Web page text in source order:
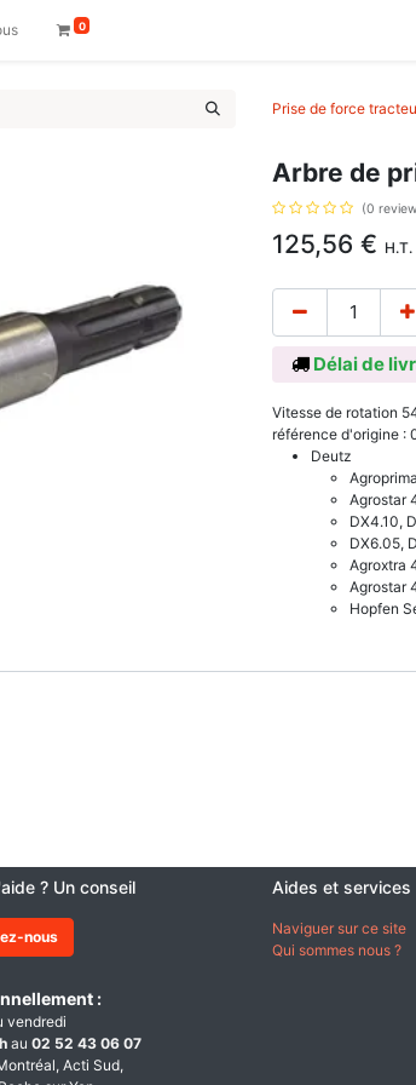
0
Prise de force
Arbre de
(0
125,56 € H.T.
Délai de
Vitesse de rotation
référence d'origine
Deutz
Agrostar
DX4.10,
DX6.05,
Agroxtra
Agrostar
Hopfen
? Un conseil
nous
:
vendredi
au 02 52 43 06 07
Acti Sud,
Aides et services
Naviguer sur ce site
Qui sommes nous ?